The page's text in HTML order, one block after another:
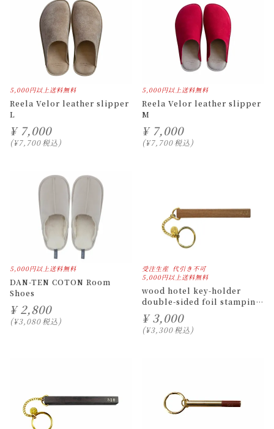
5,000円以上送料無料
Reela Velor leather slipper
L
¥ 7,000
¥7,700税込
5,000円以上送料無料
Reela Velor leather slipper
M
¥ 7,000
¥7,700税込
5,000円以上送料無料
DAN-TEN COTON Room
Shoes
¥ 2,800
¥3,080税込
受注生産 代引き不可
5,000円以上送料無料
wood hotel key-holder
double-sided foil stamping
built to order
¥ 3,000
¥3,300税込